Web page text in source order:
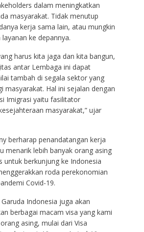
dalam meningkatkan
masyarakat. Tidak menutup
kerja sama lain, atau mungkin
ke depannya.
harus kita jaga dan kita bangun,
antar Lembaga ini dapat
tambah di segala sektor yang
masyarakat. Hal ini sejalan dengan
Imigrasi yaitu fasilitator
masyarakat,” ujar
berharap penandatangan kerja
menarik lebih banyak orang asing
untuk berkunjung ke Indonesia
roda perekonomian
Covid-19.
Indonesia juga akan
berbagai macam visa yang kami
asing, mulai dari Visa